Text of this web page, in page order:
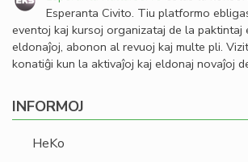
Esperanta Civito. Tiu platformo
eventoj kaj kursoj organizataj de la paktintaj
eldonaĵoj, abonon al revuoj kaj multe pli.
konatiĝi kun la aktivaĵoj kaj eldonaj novaĵoj
INFORMOJ
HeKo